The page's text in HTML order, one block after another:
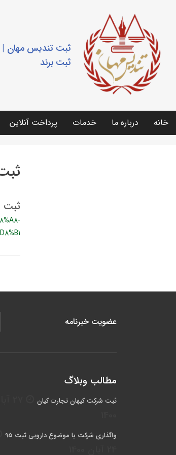
ثبت تندیس مهان
ثبت برند
خانه درباره ما خدمات پرداخت آنلاین
ثبت
عضویت خبرنامه
مطالب وبلاگ
ثبت شرکت كيهان تجارت كيان
واگذاری شرکت با موضوع دارویی ثبت 95